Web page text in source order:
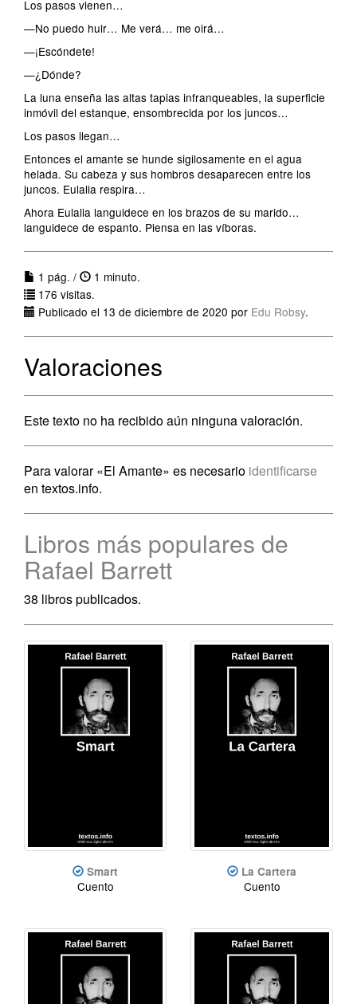
Los pasos vienen…
—No puedo huir… Me verá… me oirá…
—¡Escóndete!
—¿Dónde?
La luna enseña las altas tapias infranqueables, la superficie
inmóvil del estanque, ensombrecida por los juncos…
Los pasos llegan…
Entonces el amante se hunde sigilosamente en el agua
helada. Su cabeza y sus hombros desaparecen entre los
juncos. Eulalia respira…
Ahora Eulalia languidece en los brazos de su marido…
languidece de espanto. Piensa en las víboras.
1 pág. /
1 minuto.
176 visitas.
Publicado el 13 de diciembre de 2020 por Edu Robsy.
Valoraciones
Este texto no ha recibido aún ninguna valoración.
Para valorar «El Amante» es necesario identificarse
en textos.info.
Libros más populares de
Rafael Barrett
38 libros publicados.
Smart
Cuento
La Cartera
Cuento